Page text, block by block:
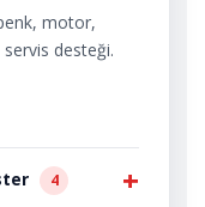
motor,
servis desteği.
4